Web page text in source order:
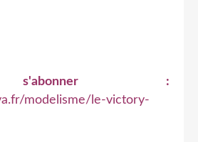
:
modelisme/le-victory-